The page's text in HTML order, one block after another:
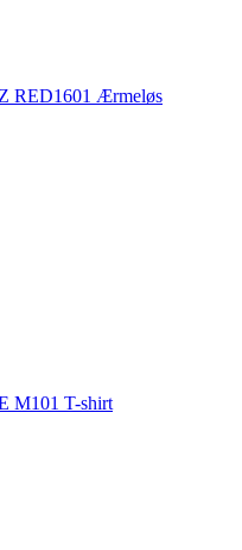
RED1601 Ærmeløs
M101 T-shirt